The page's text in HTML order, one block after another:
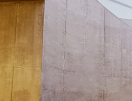
SiL
multimédia